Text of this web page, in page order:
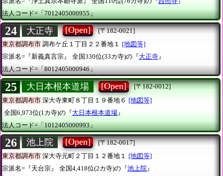
法人コード=「7012405000955」
24 大正寺 [Open]
[〒182-0021]
東京都調布市 調布ケ丘１丁目２２番地１ [地図等]
宗派名=『新義真言宗』
全国330位(33カ寺)の『大正寺』
法人コード=「8012405000946」
25 大日本根本道場 [Open]
[〒182-0012]
東京都調布市 深大寺東町８丁目１９番地６ [地図等]
全国6,973位(1カ寺)の『大日本根本道場 』
法人コード=「1012405000993」
26 池上院 [Open]
[〒182-0017]
東京都調布市 深大寺元町２丁目１２番地１
[地図等]
宗派名=『天台宗』
全国4,418位(2カ寺)の『池上院 』